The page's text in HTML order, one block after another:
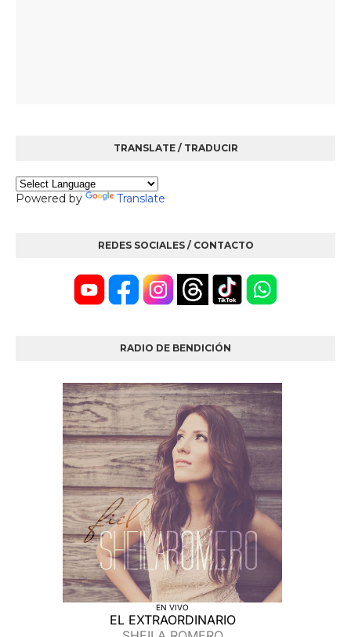
TRANSLATE / TRADUCIR
Powered by Translate
REDES SOCIALES / CONTACTO
RADIO DE BENDICIÓN